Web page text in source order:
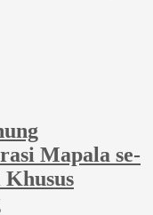
Mapala se-
Khusus